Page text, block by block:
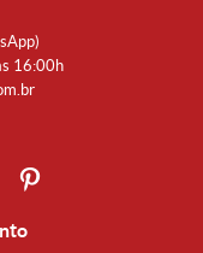
16:00h